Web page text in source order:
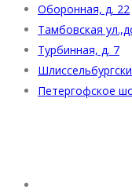
Оборонная, д. 22
Тамбовская
Турбинная, д. 7
Петергофское